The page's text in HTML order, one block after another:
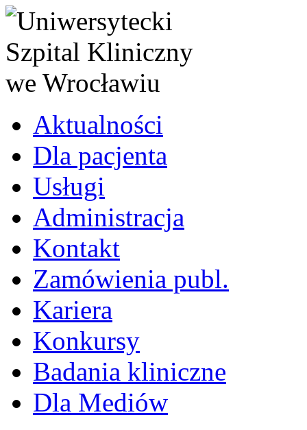
Aktualności
Dla pacjenta
Usługi
Administracja
Kontakt
Zamówienia publ.
Kariera
Konkursy
Badania kliniczne
Dla Mediów